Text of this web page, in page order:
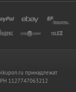
принадлежат
1127747063212